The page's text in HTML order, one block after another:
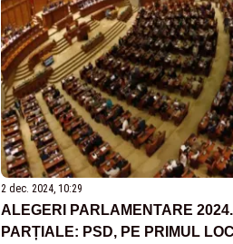
2 dec. 2024, 10:29
ALEGERI PARLAMENTARE
PARȚIALE: PSD, PE PRIMUL